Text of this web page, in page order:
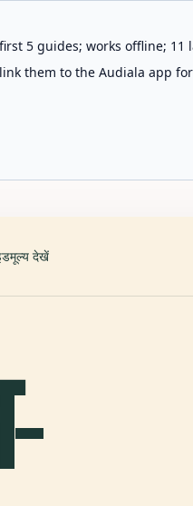
5 guides; works offline;
them to the Audiala app
मूल्य देखें